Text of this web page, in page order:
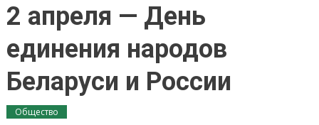
2 апреля — День
единения народов
Беларуси и России
Общество